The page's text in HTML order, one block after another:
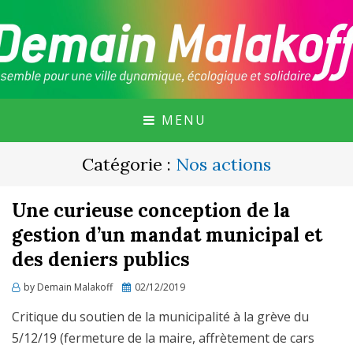
DEMAIN MALAKOFF
PAR MALAKOFF PURIELLE ET EN MARCHE
MALAKOFF !
MENU
Catégorie : Nos actions
Une curieuse conception de la
gestion d’un mandat municipal et
des deniers publics
by Demain Malakoff
Posted02/12/2019
Critique du soutien de la municipalité à la grève du
5/12/19 (fermeture de la maire, affrètement de cars